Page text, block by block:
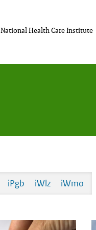
National Health Care Institute
iPgb iWlz iWmo